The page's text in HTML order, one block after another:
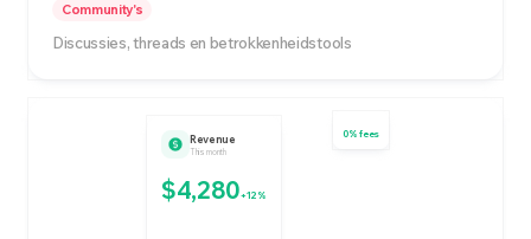
Community's
Discussies, threads en betrokkenheidstools
Revenue
This month
$4,280+12%
0% fees